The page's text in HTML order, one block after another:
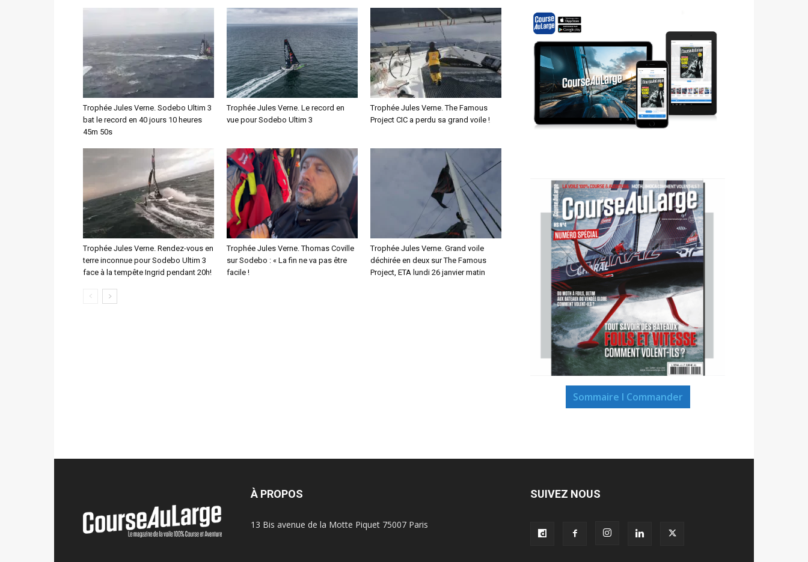
Trophée Jules Verne. Sodebo Ultim 3
bat le record en 40 jours 10 heures
45m 50s
Trophée Jules Verne. Le record en
vue pour Sodebo Ultim 3
Trophée Jules Verne. The Famous
Project CIC a perdu sa grand voile !
Trophée Jules Verne. Rendez-vous en
terre inconnue pour Sodebo Ultim 3
face à la tempête Ingrid pendant 20h!
Trophée Jules Verne. Thomas Coville
sur Sodebo : « La fin ne va pas être
facile !
Trophée Jules Verne. Grand voile
déchirée en deux sur The Famous
Project, ETA lundi 26 janvier matin
Sommaire I Commander
À PROPOS
13 Bis avenue de la Motte Piquet 75007 Paris
SUIVEZ NOUS